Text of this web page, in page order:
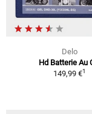
Delo
Hd Batterie Au
149,99 €1